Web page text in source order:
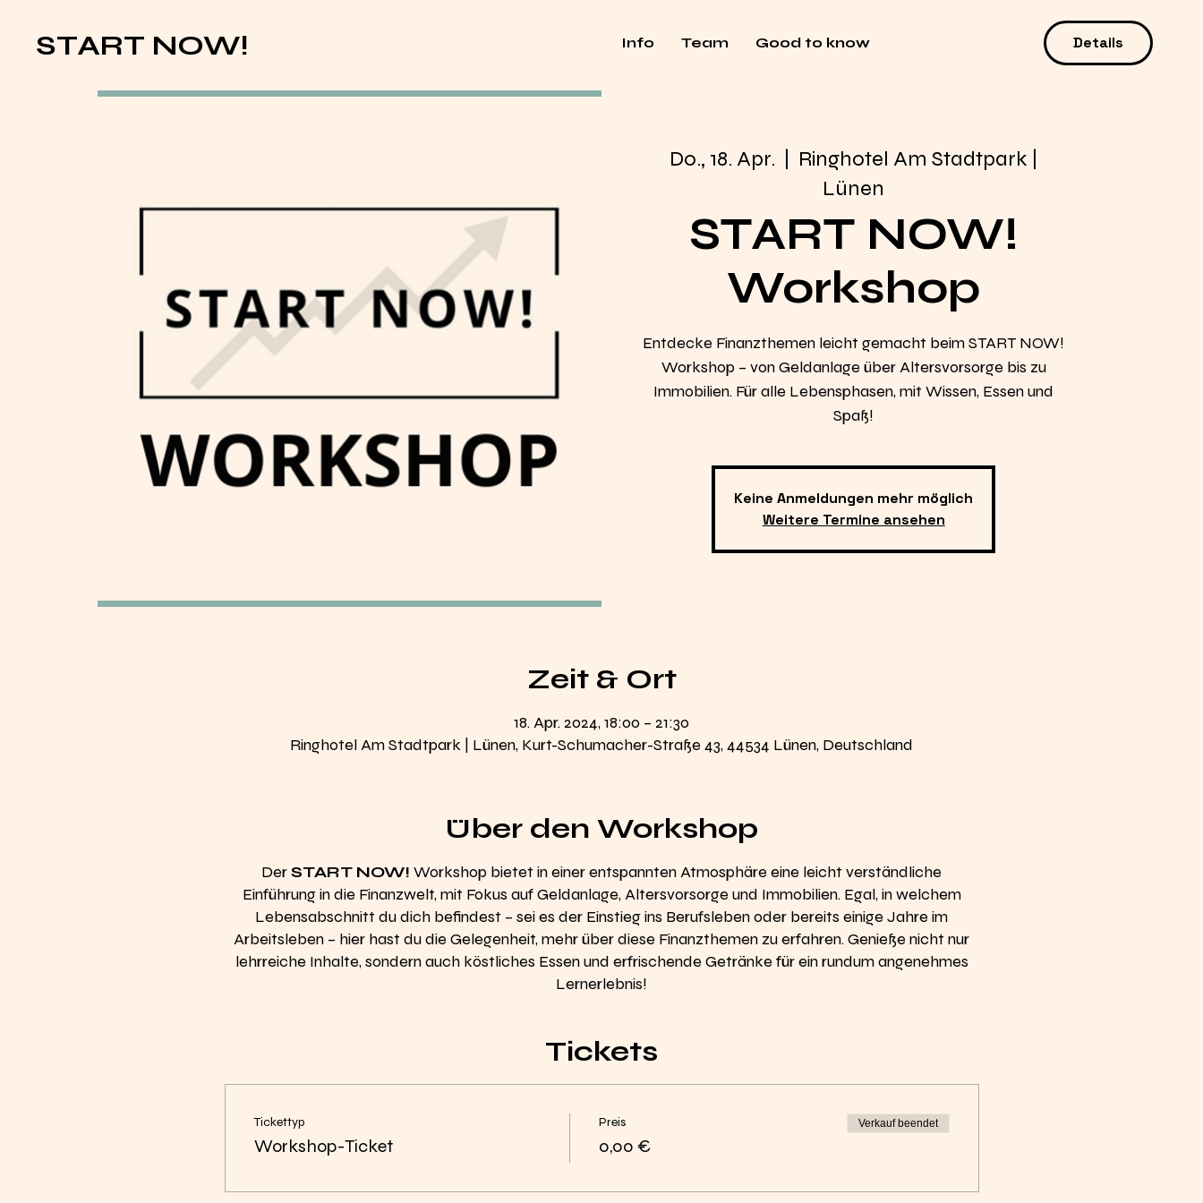
START NOW! Info Team Good to know Details
Do., 18. Apr.
Ringhotel Am Stadtpark |
Lünen
START NOW!
Workshop
Entdecke Finanzthemen leicht gemacht beim START NOW!
Workshop – von Geldanlage über Altersvorsorge bis zu
Immobilien. Für alle Lebensphasen, mit Wissen, Essen und
Spaß!
Keine Anmeldungen mehr möglich
Weitere Termine ansehen
Zeit & Ort
18. Apr. 2024, 18:00 – 21:30
Ringhotel Am Stadtpark | Lünen, Kurt-Schumacher-Straße 43, 44534 Lünen, Deutschland
Über den Workshop
DerSTART NOW! Workshop bietet in einer entspannten Atmosphäre eine leicht verständliche
Einführung in die Finanzwelt, mit Fokus auf Geldanlage, Altersvorsorge und Immobilien. Egal, in welchem
Lebensabschnitt du dich befindest – sei es der Einstieg ins Berufsleben oder bereits einige Jahre im
Arbeitsleben – hier hast du die Gelegenheit, mehr über diese Finanzthemen zu erfahren. Genieße nicht nur
lehrreiche Inhalte, sondern auch köstliches Essen und erfrischende Getränke für ein rundum angenehmes
Lernerlebnis!
Tickets
Tickettyp
Workshop-Ticket
Preis
0,00 €
Verkauf beendet